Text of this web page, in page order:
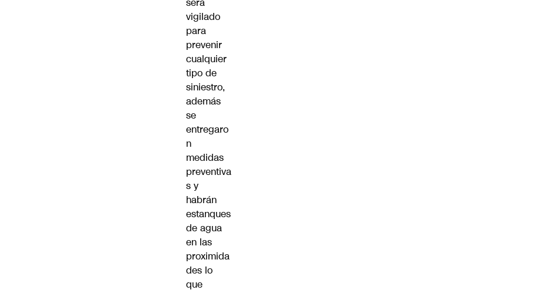
será
vigilado
para
prevenir
cualquier
tipo de
siniestro,
además
se
entregaro
n
medidas
preventiva
s y
habrán
estanques
de agua
en las
proximida
des lo
que